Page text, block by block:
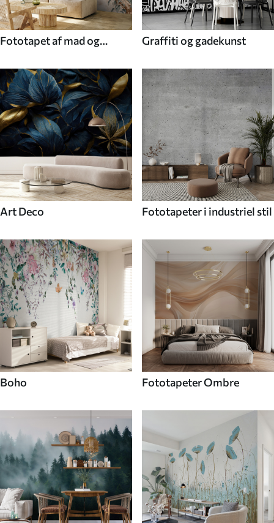
Fototapet af mad og
Graffiti og gadekunst
Art Deco Fototapeter i industriel stil
Boho Fototapeter Ombre